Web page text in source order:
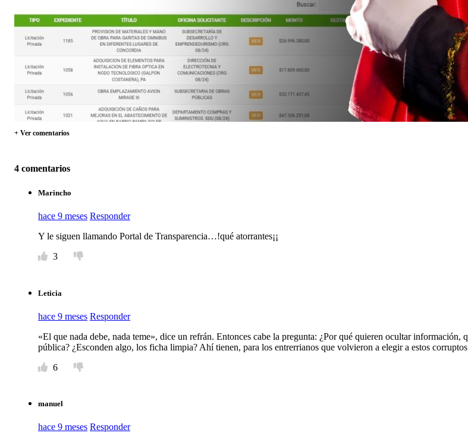
+ Ver comentarios
4 comentarios
Marincho
hace 9 meses Responder
Y le siguen llamando Portal de Transparencia…!qué atorrantes¡¡
3
Leticia
hace 9 meses Responder
«El que nada debe, nada teme», dice un refrán. Entonces cabe la pregunta: ¿Por qué quieren ocultar información,
pública? ¿Esconden algo, los ficha limpia? Ahí tienen, para los entrerrianos que volvieron a elegir a estos
6
manuel
hace 9 meses Responder